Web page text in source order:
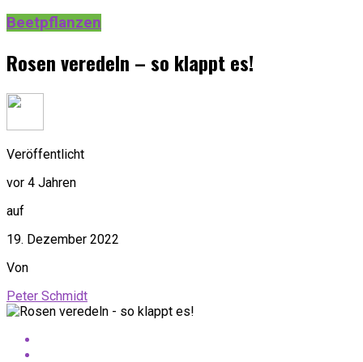
Beetpflanzen
Rosen veredeln – so klappt es!
Veröffentlicht
vor 4 Jahren
auf
19. Dezember 2022
Von
Peter Schmidt